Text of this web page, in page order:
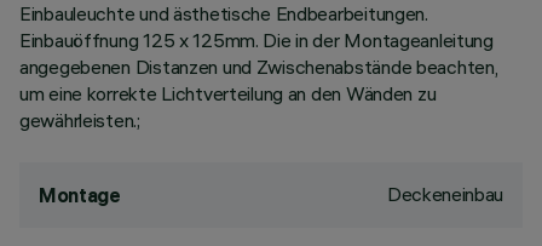
Einbauleuchte und ästhetische Endbearbeitungen.
Einbauöffnung 125 x 125mm. Die in der Montageanleitung
angegebenen Distanzen und Zwischenabstände beachten,
um eine korrekte Lichtverteilung an den Wänden zu
gewährleisten.;
Montage Deckeneinbau